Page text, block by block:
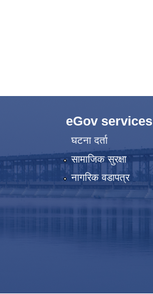
eGov services
घटना दर्ता
सामाजिक सुरक्षा
नागरिक वडापत्र